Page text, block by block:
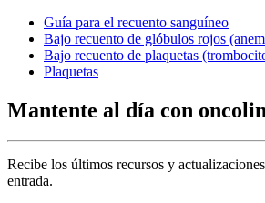
Guía para el recuento sanguíneo
Bajo recuento de glóbulos rojos
Bajo recuento de plaquetas
Plaquetas
Mantente al día con
Recibe los últimos recursos y
entrada.